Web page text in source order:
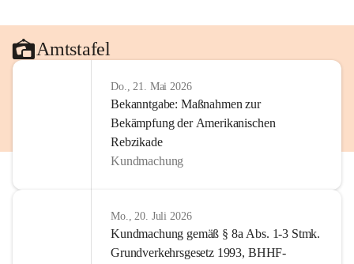
Amtstafel
Do., 21. Mai 2026
Bekanntgabe: Maßnahmen zur
Bekämpfung der Amerikanischen
Rebzikade
Kundmachung
Mo., 20. Juli 2026
Kundmachung gemäß § 8a Abs. 1-3 Stmk.
Grundverkehrsgesetz 1993, BHHF-